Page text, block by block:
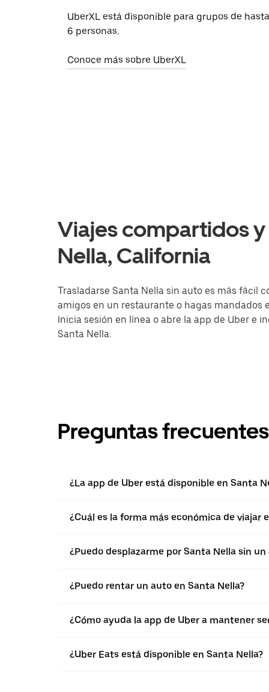
UberXL está disponible para grupos de hasta
6 personas.
Conoce más sobre UberXL
Viajes compartidos
Nella, California
Trasladarse Santa Nella sin auto es más fácil
amigos en un restaurante o hagas mandados
Inicia sesión en línea o abre la app de Uber e
Santa Nella.
Preguntas frecuentes
¿La app de Uber está disponible en Santa
¿Cuál es la forma más económica de viajar
¿Puedo desplazarme por Santa Nella sin un
¿Puedo rentar un auto en Santa Nella?
¿Cómo ayuda la app de Uber a mantener
¿Uber Eats está disponible en Santa Nella?